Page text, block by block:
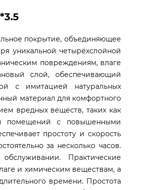
покрытие, объединяющее
уникальной четырёхслойной
повреждениям, влаге
слой, обеспечивающий
с имитацией натуральных
материал для комфортного
вредных веществ, таких как
помещений с повышенными
простоту и скорость
за несколько часов.
Практические
и химическим веществам, а
времени. Простота